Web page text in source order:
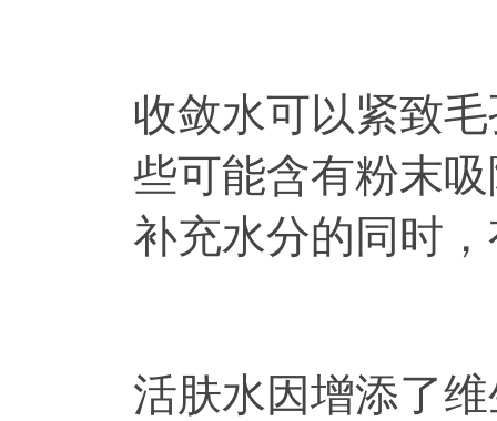
收敛水可以紧致
些可能含有粉末
补充水分的同时
活肤水因增添了